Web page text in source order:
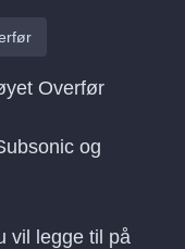
Overfør
og
vil legge til på